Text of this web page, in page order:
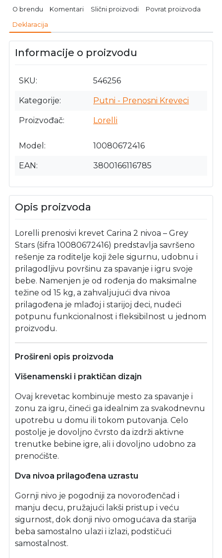
O brendu Komentari Slični proizvodi Povrat proizvoda
Deklaracija
Informacije o proizvodu
SKU 546256
Kategorije Putni - Prenosni Kreveci
Proizvođač Lorelli
Model 10080672416
EAN 3800166116785
Opis proizvoda
Lorelli prenosivi krevet Carina 2 nivoa – Grey
Stars (šifra 10080672416) predstavlja savršeno
rešenje za roditelje koji žele sigurnu, udobnu i
prilagodljivu površinu za spavanje i igru svoje
bebe. Namenjen je od rođenja do maksimalne
težine od 15 kg, a zahvaljujući dva nivoa
prilagođena je mlađoj i starijoj deci, nudeći
potpunu funkcionalnost i fleksibilnost u jednom
proizvodu.
Prošireni opis proizvoda
Višenamenski i praktičan dizajn
Ovaj krevetac kombinuje mesto za spavanje i
zonu za igru, čineći ga idealnim za svakodnevnu
upotrebu u domu ili tokom putovanja. Celo
postolje je dovoljno čvrsto da izdrži aktivne
trenutke bebine igre, ali i dovoljno udobno za
prenoćište.
Dva nivoa prilagođena uzrastu
Gornji nivo je pogodniji za novorođenčad i
manju decu, pružajući lakši pristup i veću
sigurnost, dok donji nivo omogućava da starija
beba samostalno ulazi i izlazi, podstičući
samostalnost.